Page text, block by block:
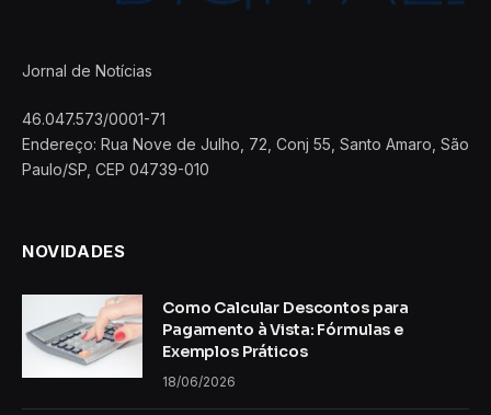
Jornal de Notícias
46.047.573/0001-71
Endereço: Rua Nove de Julho, 72, Conj 55, Santo Amaro, São
Paulo/SP, CEP 04739-010
NOVIDADES
Como Calcular Descontos para
Pagamento à Vista: Fórmulas e
Exemplos Práticos
18/06/2026